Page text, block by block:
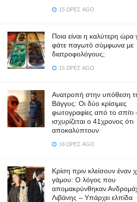
15 ΏΡΕΣ AGO
Ποια είναι η καλύτερη ώρα
φάτε παγωτό σύμφωνα με
διατροφολόγους;
15 ΏΡΕΣ AGO
Ανατροπή στην υπόθεση
Βάγγυς: Οι δύο κρίσιμες
φωτογραφίες από το σπίτι
ισχυρίζεται ο 41χρονος ότι
αποκαλύπτουν
16 ΏΡΕΣ AGO
Κρίση πριν κλείσουν έναν
γάμου: Ο λόγος που
απομακρύνθηκαν
Λιβάνης – Υπάρχει ελπίδα